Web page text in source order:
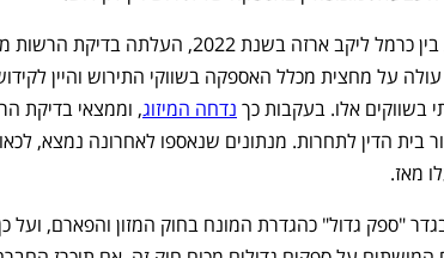
בשווקים אלו. בעקבות כך נדחה המיזוג
מאז.